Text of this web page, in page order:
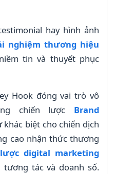
hay hình ảnh
nghiệm thương hiệu
tin và thuyết phục
Hook đóng vai trò vô
chiến lược Brand
khác biệt cho chiến dịch
cao nhận thức thương
digital marketing
tác và doanh số.